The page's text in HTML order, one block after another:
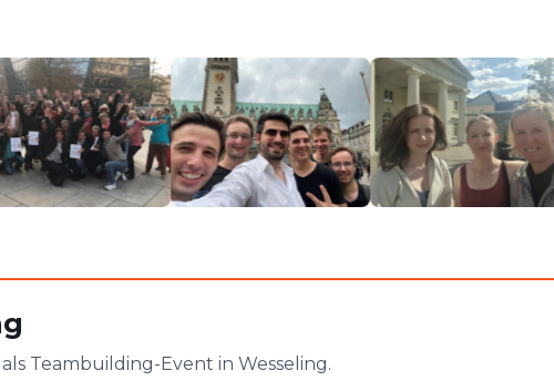
Teambuilding-Event in Wesseling.